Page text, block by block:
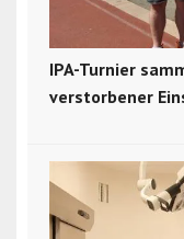
IPA-Turnier
verstorbener